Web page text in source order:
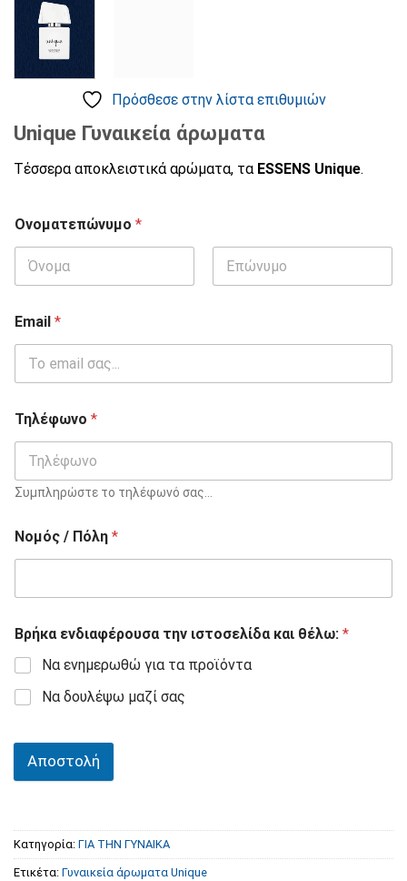
Πρόσθεσε στην λίστα επιθυμιών
Unique Γυναικεία άρωματα
Τέσσερα αποκλειστικά αρώματα, τα ESSENS Unique.
Ονοματεπώνυμο *
Email *
Τηλέφωνο *
Συμπληρώστε το τηλέφωνό σας...
Νομός / Πόλη *
Βρήκα ενδιαφέρουσα την ιστοσελίδα και θέλω: *
Να ενημερωθώ για τα προϊόντα
Να δουλέψω μαζί σας
Αποστολή
Κατηγορία: ΓΙΑ ΤΗΝ ΓΥΝΑΙΚΑ
Ετικέτα: Γυναικεία άρωματα Unique